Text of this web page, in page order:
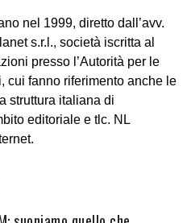
nel 1999, diretto dall’avv.
s.r.l., società iscritta al
presso l’Autorità per le
cui fanno riferimento anche le
struttura italiana di
editoriale e tlc. NL